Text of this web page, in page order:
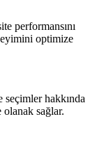
performansını
optimize
seçimler hakkında
sağlar.